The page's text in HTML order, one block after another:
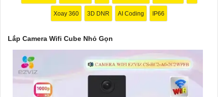
phân giải cao, quay quét 360 độ và tính năng cảm biến chuyển
cao, hỗ trợ đàm thoại hai chiều và lưu trữ đám mây.
3:D-Link DCS-8100LH: Camera nhỏ gọn, độ phân giải cao,
hỗ trợ cảm biến chuyển động và đèn hồng ngoại.
Nhớ xem xét các yếu tố trên và kiểm tra các đánh giá của người
dùng trước khi quyết định mua Camera Wifi Cube. Chúc anh/chị
Xoay 360 3D DNR AI Coding IP66
Lắp Camera Wifi Cube Nhỏ Gọn